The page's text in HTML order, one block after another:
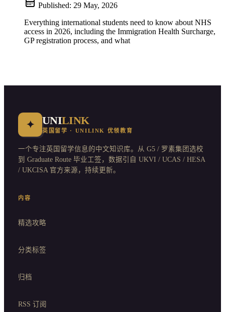
Published: 29 May, 2026
Everything international students need to know about NHS
access in 2026, including the Immigration Health Surcharge,
GP registration process, and what
✦ UNILINK
英国留学 · UNILINK 优领教育
一个专注英国留学信息的中文知识库。从 G5 / 罗素集团选校
到 Graduate Route 毕业工签，数据引自 UKVI / UCAS / HESA
/ UKCISA 官方来源，持续更新。
内容
精选攻略
分类标签
归档
RSS 订阅